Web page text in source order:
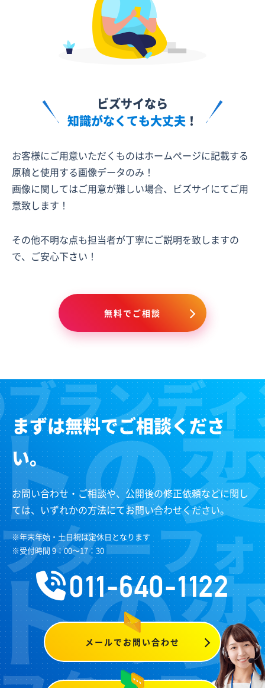
ビズサイなら
知識がなくても大丈夫 ！
お客様にご用意いただくものはホームぺージに記載する
原稿と使用する画像データのみ！
画像に関してはご用意が難しい場合、ビズサイにてご用
意致します！
その他不明な点も担当者が丁寧にご説明を致しますの
で、ご安心下さい！
無料でご相談
まずは無料でご相談くださ
い。
お問い合わせ・ご相談や、公開後の修正依頼などに関し
ては、いずれかの方法にてお問い合わせください。
※年末年始・土日祝は定休日となります
※受付時間 9：00～17：30
011-640-1122
メールでお問い合わせ